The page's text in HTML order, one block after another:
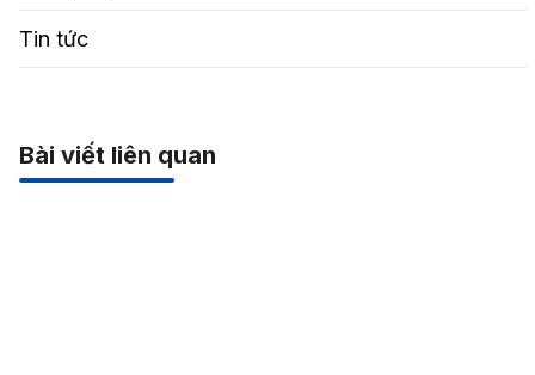
Tin tức
Bài viết liên quan